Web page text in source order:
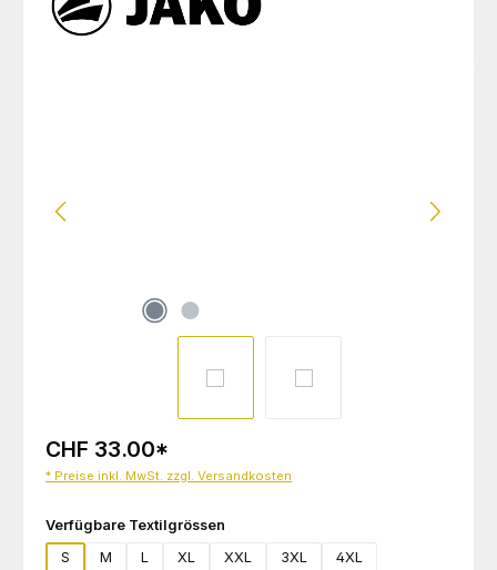
CHF 33.00*
* Preise inkl. MwSt. zzgl. Versandkosten
Verfügbare Textilgrössen
S
M L XL XXL 3XL 4XL